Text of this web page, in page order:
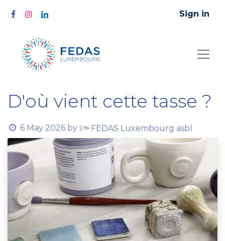
Sign in
D'où vient cette tasse ?
6 May 2026 by FEDAS Luxembourg asbl